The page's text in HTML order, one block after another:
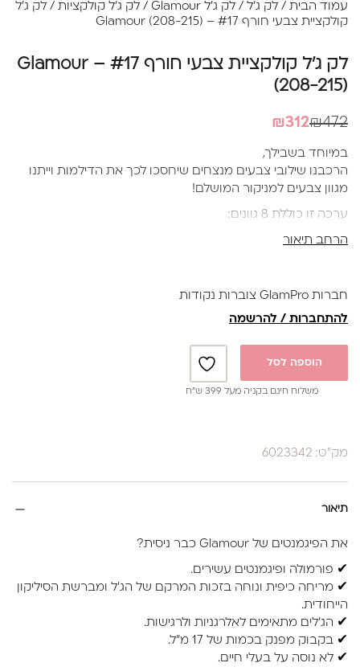
עמוד הבית / לק ג'ל / לק ג'ל Glamour / לק ג׳ל קולקציות / לק ג'ל
קולקציית צבעי חורף #17 – Glamour (208-215)
לק ג'ל קולקציית צבעי חורף #17 – Glamour
(208-215)
₪472
המחיר
₪472.
₪312המחיר
₪312.
במיוחד בשבילך,
הרכבנו שילובי צבעים מנצחים שיחסכו לכך את הדילמות וייתנו
מגוון צבעים למניקור המושלם!
ערכה זו כוללת 8 גוונים:
NO.208| NO.209 | NO.210| NO.211| NO.212| NO.213| | NO.214
הרחב תיאור
חברות GlamPro צוברות נקודות
להתחברות / להרשמה
הוספה לסל
משלוח חינם בקניה מעל 399 ש”ח
מק"ט: 6023342
תיאור
את הפיגמנטים של Glamour כבר ניסית?
✔ פורמולה ופיגמנטים עשירים.
✔ מריחה כיפית ונוחה בזכות המרקם של הג'ל ומברשת הסיליקון
הייחודית.
✔ הג'לים מתאימים לאלרגניות ולרגישות.
✔ בקבוק מפנק בכמות של 17 מ"ל.
✔ לא נוסה על בעלי חיים.